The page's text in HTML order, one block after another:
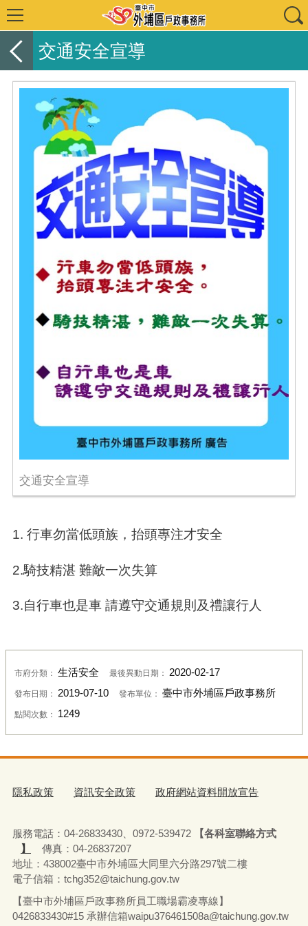
交通安全宣導
交通安全宣導
1. 行車勿當低頭族，抬頭專注才安全
2.騎技精湛 難敵一次失算
3.自行車也是車 請遵守交通規則及禮讓行人
市府分類： 生活安全 最後異動日期： 2020-02-17
發布日期： 2019-07-10 發布單位： 臺中市外埔區戶政事務所
點閱次數： 1249
隱私政策 資訊安全政策 政府網站資料開放宣告
服務電話：04-26833430、0972-539472
【各科室聯絡方式
】
傳真：04-26837207
地址：438002臺中市外埔區大同里六分路297號二樓
電子信箱：tchg352@taichung.gov.tw
【臺中市外埔區戶政事務所員工職場霸凌專線】
0426833430#15 承辦信箱waipu376461508a@taichung.gov.tw